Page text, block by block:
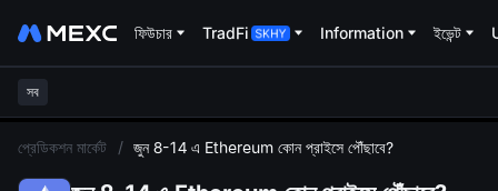
ফিউচার TradFi Information ইভেন্ট
সব
প্রেডিকশন মার্কেট / জুন 8-14 এ Ethereum কোন প্রাইসে পৌঁছাবে?